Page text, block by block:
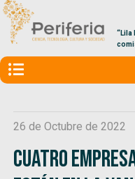
“Lila
26 de Octubre de 2022
Cuatro